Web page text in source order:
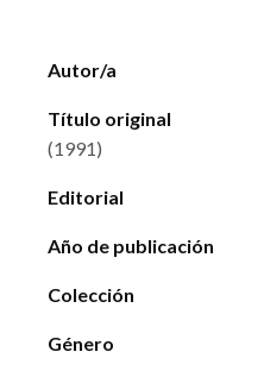
Autor/a
Título original
(1991)
Editorial
Año de publicación
Colección
Género